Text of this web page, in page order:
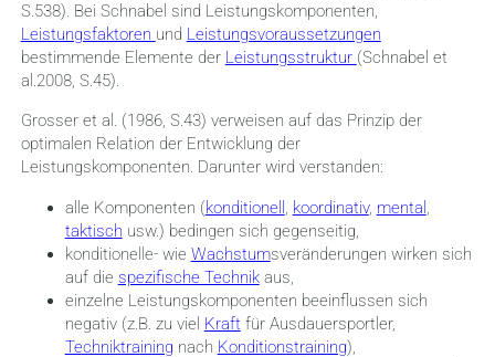
S.538). Bei Schnabel sind Leistungskomponenten,
Leistungsfaktoren und Leistungsvoraussetzungen
bestimmende Elemente der Leistungsstruktur (Schnabel et
al.2008, S.45).
Grosser et al. (1986, S.43) verweisen auf das Prinzip der
optimalen Relation der Entwicklung der
Leistungskomponenten. Darunter wird verstanden:
alle Komponenten (konditionell koordinativ, mental
taktisch usw.) bedingen sich gegenseitig,
konditionelle- wie Wachstumsveränderungen wirken sich
auf die spezifische Technikaus,
einzelne Leistungskomponenten beeinflussen sich
negativ (z.B. zu viel Kraft für Ausdauersportler,
Techniktraining nach Konditionstraining),